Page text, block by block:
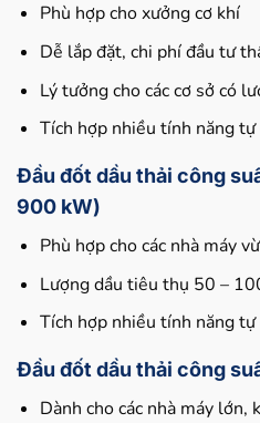
Phù hợp cho xưởng cơ khí
Dễ lắp đặt, chi phí đầu tư
Lý tưởng cho các cơ sở có
Tích hợp nhiều tính năng
Đầu đốt dầu thải công
900 kW)
Phù hợp cho các nhà máy
Lượng dầu tiêu thụ 50 –
Tích hợp nhiều tính năng tự
Đầu đốt dầu thải công
Dành cho các nhà máy lớn,